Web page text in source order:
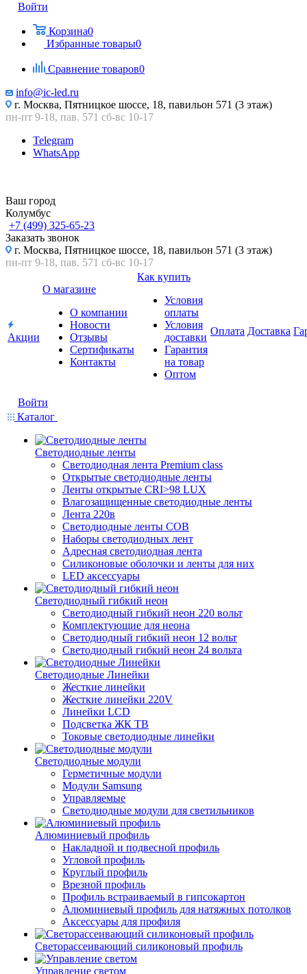
Войти
Корзина0
Избранные товары0
Сравнение товаров0
info@ic-led.ru
г. Москва, Пятницкое шоссе, 18, павильон 571 (3 этаж)
пн-пт 9-18, пав. 571 сб-вс 10-17
Telegram
WhatsApp
Ваш город
Колумбус
+7 (499) 325-65-23
Заказать звонок
г. Москва, Пятницкое шоссе, 18, павильон 571 (3 этаж)
пн-пт 9-18, пав. 571 сб-вс 10-17
Акции
О магазине
О компании
Новости
Отзывы
Сертификаты
Контакты
Как купить
Условия
оплаты
Условия
доставки
Гарантия
на товар
Оптом
Оплата Доставка
Войти
Каталог
Светодиодные ленты
Светодиодная лента Premium class
Открытые светодиодные ленты
Ленты открытые CRI>98 LUX
Влагозащищенные светодиодные ленты
Лента 220в
Светодиодные ленты COB
Наборы светодиодных лент
Адресная светодиодная лента
Силиконовые оболочки и ленты для них
LED аксессуары
Светодиодный гибкий неон
Светодиодный гибкий неон 220 вольт
Комплектующие для неона
Светодиодный гибкий неон 12 вольт
Светодиодный гибкий неон 24 вольта
Светодиодные Линейки
Жесткие линейки
Жесткие линейки 220V
Линейки LCD
Подсветка ЖК ТВ
Токовые светодиодные линейки
Светодиодные модули
Герметичные модули
Модули Samsung
Управляемые
Светодиодные модули для светильников
Алюминиевый профиль
Накладной и подвесной профиль
Угловой профиль
Круглый профиль
Врезной профиль
Профиль встраиваемый в гипсокартон
Алюминиевый профиль для натяжных потолков
Аксессуары для профиля
Светорассеивающий силиконовый профиль
Управление светом